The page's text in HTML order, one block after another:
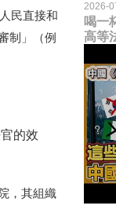
民直接和
制」 （例
的效
，其組織
2026-
喝一
高等